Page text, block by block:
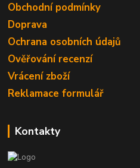
Obchodní podmínky
Doprava
Ochrana osobních údajů
Ověřování recenzí
Vrácení zboží
Reklamace formulář
Kontakty